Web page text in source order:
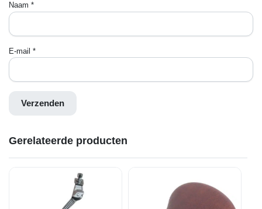
Naam *
E-mail *
Gerelateerde producten